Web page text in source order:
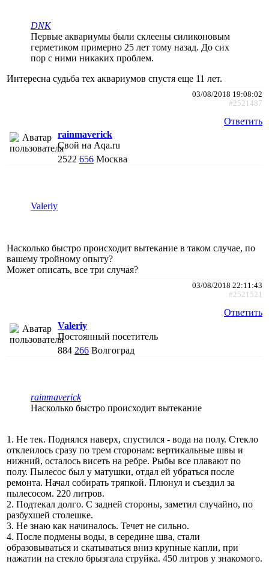
DNK
Первые аквариумы были склеены силиконовым
герметиком примерно 25 лет тому назад. До сих
пор с ними никаких проблем.
Интересна судьба тех аквариумов спустя еще 11 лет.
03/08/2018 19:08:02
#2521487
Ответить
rainmaverick
Свой на Aqa.ru
2522 656 Москва
Valeriy
Насколько быстро происходит вытекание в таком случае, по
вашему тройному опыту?
Может описать, все три случая?
03/08/2018 22:11:43
#2521521
Ответить
Valeriy
Постоянный посетитель
884 266 Волгоград
rainmaverick
Насколько быстро происходит вытекание
1. Не тек. Поднялся наверх, спустился - вода на полу. Стекло
отклеилось сразу по трем сторонам: вертикальные швы и
нижний, осталось висеть на ребре. Рыбы все плавают по
полу. Пылесос был у матушки, отдал ей убраться после
ремонта. Начал собирать тряпкой. Плюнул и съездил за
пылесосом. 220 литров.
2. Подтекал долго. С задней стороны, заметил случайно, по
разбухшей столешке.
3. Не знаю как начиналось. Течет не сильно.
4. После подмены воды, в середине шва, стали
образовываться и скатываться вниз крупные капли, при
нажатии на стекло брызгала струйка. 450 литров у знакомого.